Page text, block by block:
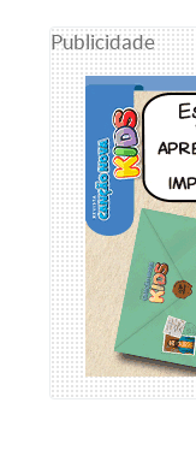
Publicidade